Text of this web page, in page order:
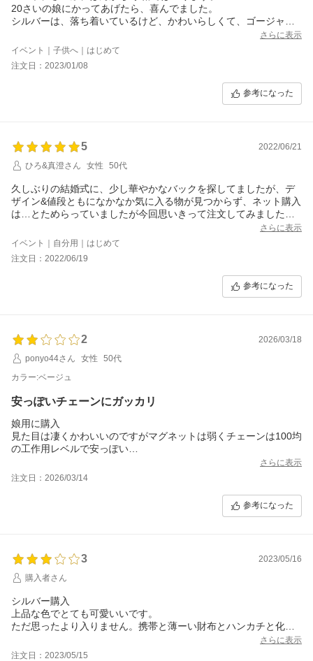
20さいの娘にかってあげたら、喜んでました。
シルバーは、落ち着いているけど、かわいらしくて、ゴージャス
なので、パーティにピッタリのようでした。購入して、良かっ
た！
さらに表示
イベント｜子供へ｜はじめて
注文日：2023/01/08
参考になった
5
2022/06/21
ひろ&真澄さん
女性 50代
久しぶりの結婚式に、少し華やかなバックを探してましたが、デ
ザイン&値段ともになかなか気に入る物が見つからず、ネット購入
は…とためらっていましたが今回思いきって注文してみました。
立て続けに結婚式があるので、使うのが楽しみでふ。
さらに表示
イベント｜自分用｜はじめて
注文日：2022/06/19
参考になった
2
2026/03/18
ponyo44さん
女性
50代
カラー:ベージュ
安っぽいチェーンにガッカリ
娘用に購入
見た目は凄くかわいいのですがマグネットは弱くチェーンは100均
の工作用レベルで安っぽい
さらに表示
注文日：2026/03/14
参考になった
3
2023/05/16
購入者さん
シルバー購入
上品な色でとても可愛いいです。
ただ思ったより入りません。携帯と薄ーい財布とハンカチと化粧
品1,2個入れるといっぱいでした。ポケットティッシュも薄いもの
しか入りませんでした最低限という感じです。
さらに表示
注文日：2023/05/15